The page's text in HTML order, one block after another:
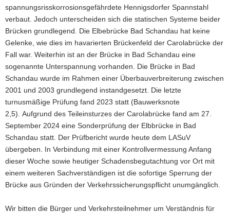
spannungsrisskorrosionsgefährdete Hennigsdorfer Spannstahl
verbaut. Jedoch unterscheiden sich die statischen Systeme beider
Brücken grundlegend. Die Elbebrücke Bad Schandau hat keine
Gelenke, wie dies im havarierten Brückenfeld der Carolabrücke der
Fall war. Weiterhin ist an der Brücke in Bad Schandau eine
sogenannte Unterspannung vorhanden. Die Brücke in Bad
Schandau wurde im Rahmen einer Überbauverbreiterung zwischen
2001 und 2003 grundlegend instandgesetzt. Die letzte
turnusmäßige Prüfung fand 2023 statt (Bauwerksnote
2,5). Aufgrund des Teileinsturzes der Carolabrücke fand am 27.
September 2024 eine Sonderprüfung der Elbbrücke in Bad
Schandau statt. Der Prüfbericht wurde heute dem LASuV
übergeben. In Verbindung mit einer Kontrollvermessung Anfang
dieser Woche sowie heutiger Schadensbegutachtung vor Ort mit
einem weiteren Sachverständigen ist die sofortige Sperrung der
Brücke aus Gründen der Verkehrssicherungspflicht unumgänglich.
Wir bitten die Bürger und Verkehrsteilnehmer um Verständnis für